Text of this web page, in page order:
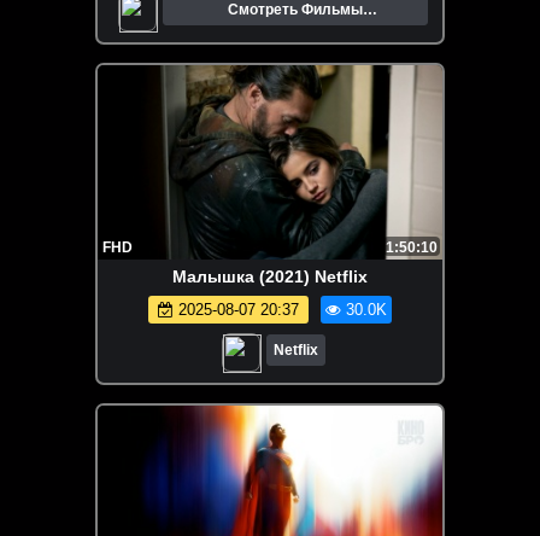
Смотреть Фильмы
FHD 1:50:10
Малышка (2021) Netflix
2025-08-07 20:37 30.0K
Netflix